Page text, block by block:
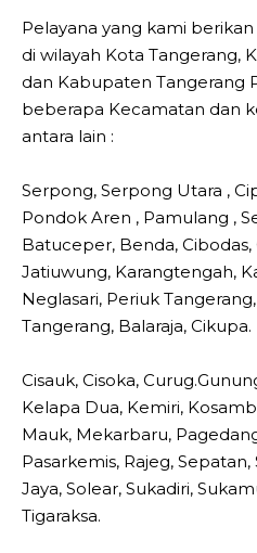
Pelayana yang kami
di wilayah Kota Tangerang,
dan Kabupaten Tangerang
beberapa Kecamatan dan
antara lain :
Serpong, Serpong Utara ,
Pondok Aren , Pamulang ,
Batuceper, Benda,
Jatiuwung, Karangtengah,
Neglasari, Periuk
Tangerang, Balaraja, Cikupa.
Cisauk, Cisoka,
Kelapa Dua, Kemiri,
Mauk, Mekarbaru,
Pasarkemis, Rajeg,
Jaya, Solear, Sukadiri,
Tigaraksa.